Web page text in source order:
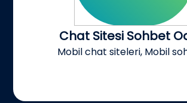
Chat Sitesi Sohbet
Mobil chat siteleri, Mobil